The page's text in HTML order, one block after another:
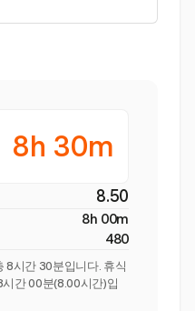
8h 30m
8.50
8h 00m
480
8시간 30분입니다. 휴식
간 00분(8.00시간)입